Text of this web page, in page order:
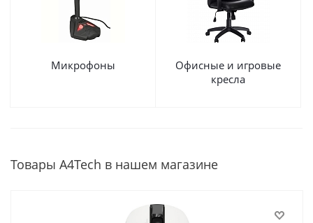
Микрофоны
Офисные и игровые
кресла
Товары A4Tech в нашем магазине